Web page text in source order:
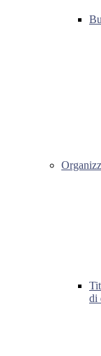
di